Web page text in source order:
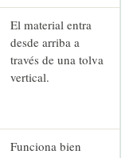
El material entra
desde arriba a
través de una tolva
vertical.
Funciona bien